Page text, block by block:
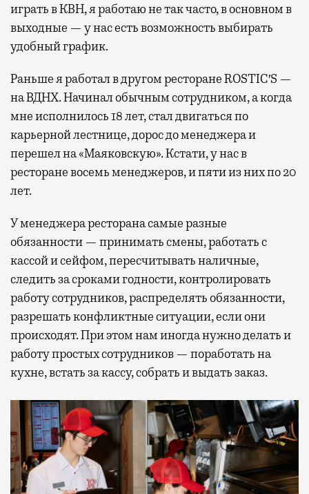
играть в КВН, я работаю не так часто, в основном в
выходные — у нас есть возможность выбирать
удобный график.
Раньше я работал в другом ресторане ROSTIC′S —
на ВДНХ. Начинал обычным сотрудником, а когда
мне исполнилось 18 лет, стал двигаться по
карьерной лестнице, дорос до менеджера и
перешел на «Маяковскую». Кстати, у нас в
ресторане восемь менеджеров, и пяти из них по 20
лет.
У менеджера ресторана самые разные
обязанности — принимать смены, работать с
кассой и сейфом, пересчитывать наличные,
следить за сроками годности, контролировать
работу сотрудников, распределять обязанности,
разрешать конфликтные ситуации, если они
происходят. При этом нам иногда нужно делать и
работу простых сотрудников — поработать на
кухне, встать за кассу, собрать и выдать заказ.